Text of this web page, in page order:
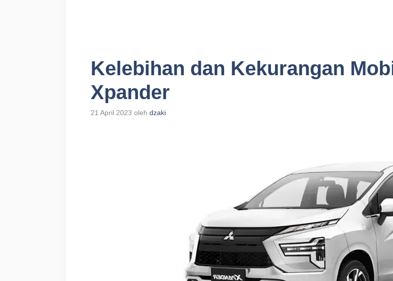
Kelebihan dan Kekurangan
Xpander
21 April 2023 oleh dzaki